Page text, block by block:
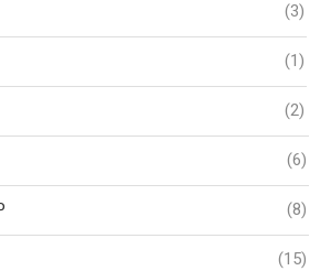
(3)
(1)
(2)
(6)
(8)
(15)